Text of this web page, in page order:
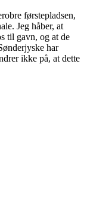
førstepladsen,
Jeg håber, at
til gavn, og at de
har
ikke på, at dette